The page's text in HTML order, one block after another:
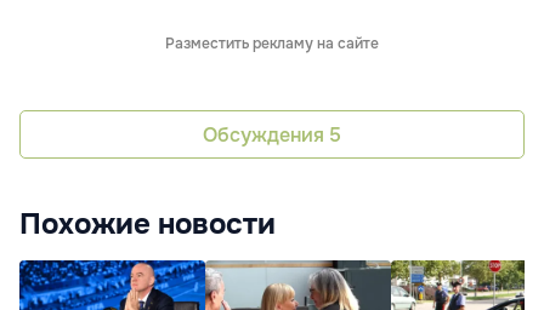
Разместить рекламу на сайте
Обсуждения 5
Похожие новости